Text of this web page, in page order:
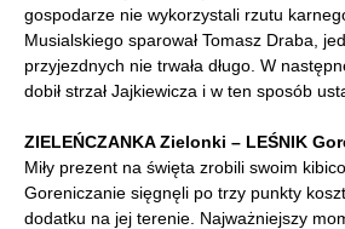
gospodarze nie wykorzystali rzutu
Musialskiego sparował Tomasz Draba,
przyjezdnych nie trwała długo. W
dobił strzał Jajkiewicza i w ten sposób
ZIELEŃCZANKA Zielonki – LEŚNIK
Miły prezent na święta zrobili swoim
Goreniczanie sięgnęli po trzy punkty
dodatku na jej terenie. Najważniejszy